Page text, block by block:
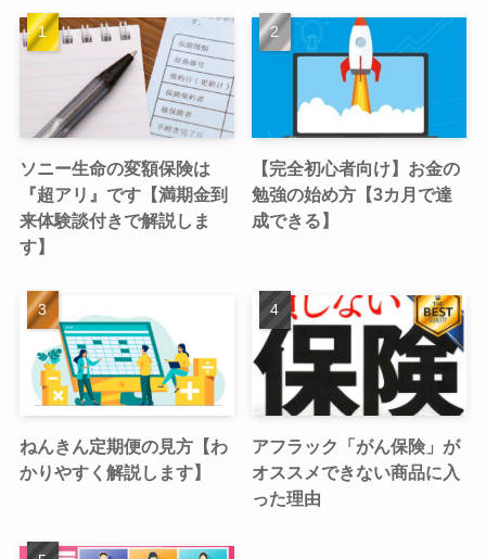
ソニー生命の変額保険は
『超アリ』です【満期金到
来体験談付きで解説しま
す】
【完全初心者向け】お金の
勉強の始め方【3カ月で達
成できる】
ねんきん定期便の見方【わ
かりやすく解説します】
アフラック「がん保険」が
オススメできない商品に入
った理由